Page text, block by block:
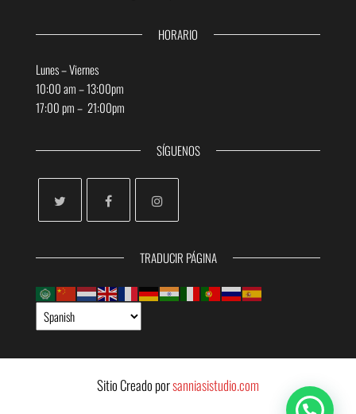
HORARIO
Lunes – Viernes
10:00 am – 13:00pm
17:00 pm – 21:00pm
SÍGUENOS
TRADUCIR PÁGINA
Sitio Creado porsanniasistudio.com